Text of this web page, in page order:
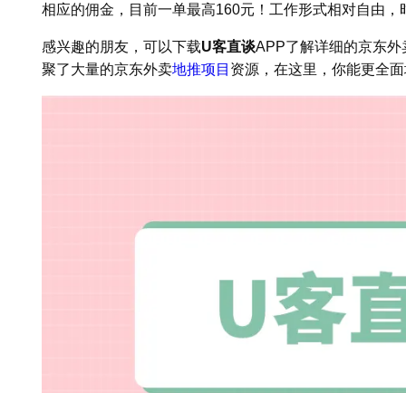
相应的佣金，目前一单最高160元！工作形式相对自由，
感兴趣的朋友，可以下载U客直谈APP了解详细的京东
聚了大量的京东外卖地推项目 资源，在这里，你能更全